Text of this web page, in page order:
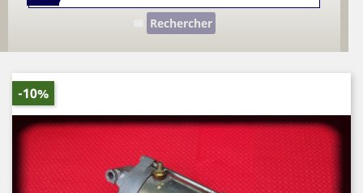
Rechercher
-10%